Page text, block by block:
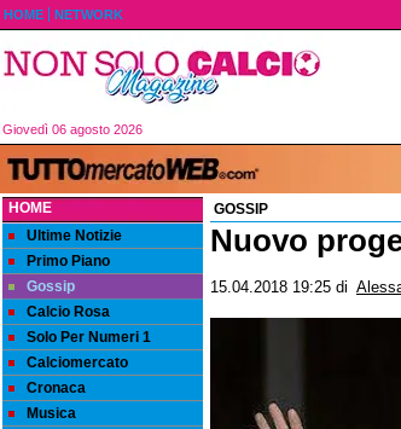
HOME NETWORK
Giovedì 06 agosto 2026
HOME
Ultime Notizie
Primo Piano
Gossip
Calcio Rosa
Solo Per Numeri 1
Calciomercato
Cronaca
Musica
GOSSIP
Nuovo
15.04.2018 19:25 di